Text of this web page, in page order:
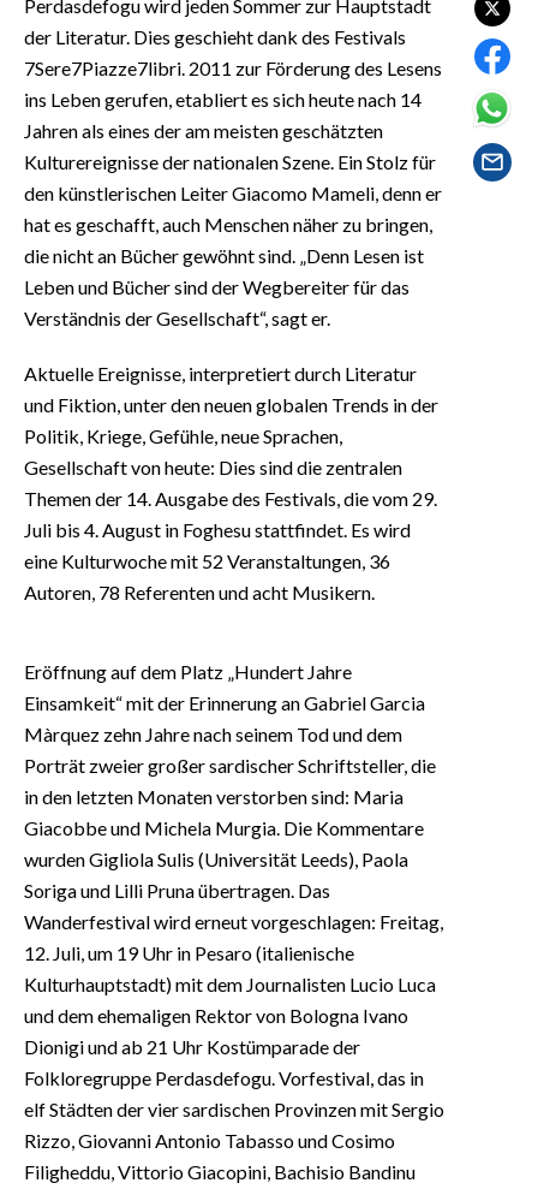
INSULARITÀ
FOTO
ABBONATI
ANNUNCI
NECROLOGI
STORE
Perdasdefogu wird jeden Sommer zur Hauptstadt
der Literatur. Dies geschieht dank des Festivals
7Sere7Piazze7libri. 2011 zur Förderung des Lesens
ins Leben gerufen, etabliert es sich heute nach 14
Jahren als eines der am meisten geschätzten
Kulturereignisse der nationalen Szene. Ein Stolz für
den künstlerischen Leiter Giacomo Mameli, denn er
hat es geschafft, auch Menschen näher zu bringen,
die nicht an Bücher gewöhnt sind. „Denn Lesen ist
Leben und Bücher sind der Wegbereiter für das
Verständnis der Gesellschaft“, sagt er.
Aktuelle Ereignisse, interpretiert durch Literatur
und Fiktion, unter den neuen globalen Trends in der
Politik, Kriege, Gefühle, neue Sprachen,
Gesellschaft von heute: Dies sind die zentralen
Themen der 14. Ausgabe des Festivals, die vom 29.
Juli bis 4. August in Foghesu stattfindet. Es wird
eine Kulturwoche mit 52 Veranstaltungen, 36
Autoren, 78 Referenten und acht Musikern.
Eröffnung auf dem Platz „Hundert Jahre
Einsamkeit“ mit der Erinnerung an Gabriel Garcia
Màrquez zehn Jahre nach seinem Tod und dem
Porträt zweier großer sardischer Schriftsteller, die
in den letzten Monaten verstorben sind: Maria
Giacobbe und Michela Murgia. Die Kommentare
wurden Gigliola Sulis (Universität Leeds), Paola
Soriga und Lilli Pruna übertragen. Das
Wanderfestival wird erneut vorgeschlagen: Freitag,
12. Juli, um 19 Uhr in Pesaro (italienische
Kulturhauptstadt) mit dem Journalisten Lucio Luca
und dem ehemaligen Rektor von Bologna Ivano
Dionigi und ab 21 Uhr Kostümparade der
Folkloregruppe Perdasdefogu. Vorfestival, das in
elf Städten der vier sardischen Provinzen mit Sergio
Rizzo, Giovanni Antonio Tabasso und Cosimo
Filigheddu, Vittorio Giacopini, Bachisio Bandinu